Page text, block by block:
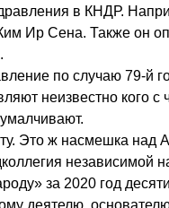
в КНДР.
Ир Сена. Также он
по случаю 79-й
неизвестно кого
Это ж насмешка над
независимой
за 2020 год
деятелю,